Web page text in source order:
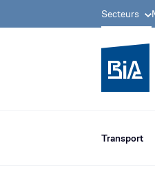
Secteurs
Transport